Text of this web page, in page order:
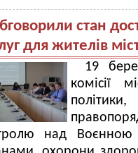
стан
для жителів
19
комісії
над Воєнною